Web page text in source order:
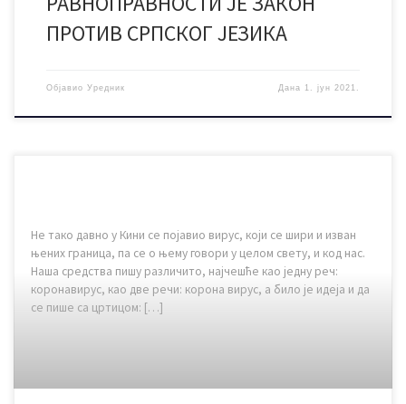
ПРОТИВ СРПСКОГ ЈЕЗИКА
Објавио Уредник Дана 1. јун 2021.
Не тако давно у Кини се појавио вирус, који се шири и изван
њених граница, па се о њему говори у целом свету, и код нас.
Наша средства пишу различито, најчешће као једну реч:
коронавирус, као две речи: корона вирус, а било је идеја и да
се пише сa цртицом: […]